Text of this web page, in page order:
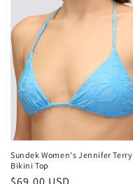
Sundek Women's Jennifer Terry
Bikini Top